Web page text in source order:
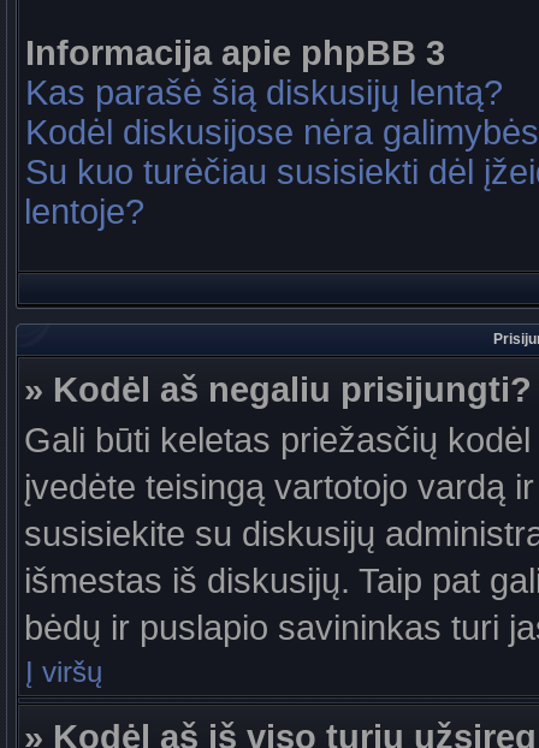
Informacija apie phpBB 3
Kas parašė šią diskusijų lentą?
Kodėl diskusijose nėra
Su kuo turėčiau susisiekti dėl
lentoje?
» Kodėl aš negaliu prisijungti?
Gali būti keletas priežasčių
įvedėte teisingą vartotojo vardą
susisiekite su diskusijų
išmestas iš diskusijų. Taip pat
bėdų ir puslapio savininkas turi
Į viršų
» Kodėl aš iš viso turiu